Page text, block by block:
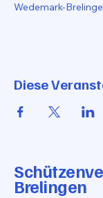
Wedemark-
Diese
Brelingen